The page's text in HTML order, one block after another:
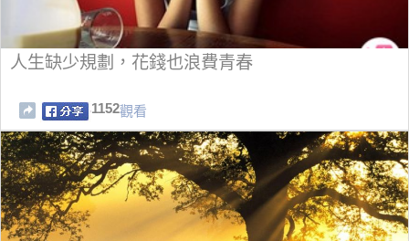
人生缺少規劃，花錢也浪費青春
1152觀看